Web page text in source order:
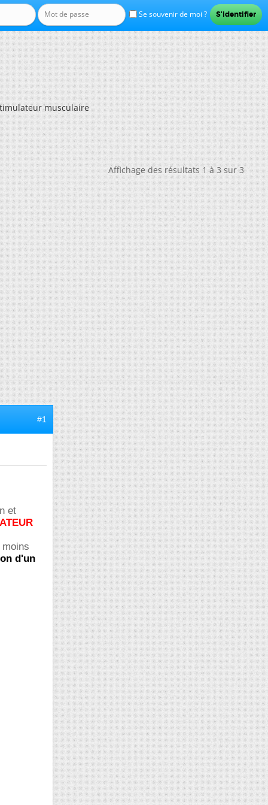
Se souvenir de moi ?
musculaire
Affichage des résultats 1 à 3 sur 3
#1
et
d'un